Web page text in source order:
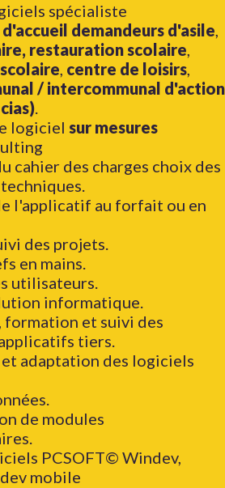
spécialiste
demandeurs d'asile,
restauration scolaire,
, centre de loisirs,
/ intercommunal d'action
.
logiciel sur mesures
cahier des charges choix des
l'applicatif au forfait ou en
des projets.
en mains.
utilisateurs.
informatique.
formation et suivi des
tiers.
adaptation des logiciels
de modules
PCSOFT© Windev,
mobile